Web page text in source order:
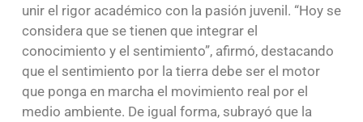
unir el rigor académico con la pasión juvenil. “Hoy se
considera que se tienen que integrar el
conocimiento y el sentimiento”, afirmó, destacando
que el sentimiento por la tierra debe ser el motor
que ponga en marcha el movimiento real por el
medio ambiente. De igual forma, subrayó que la